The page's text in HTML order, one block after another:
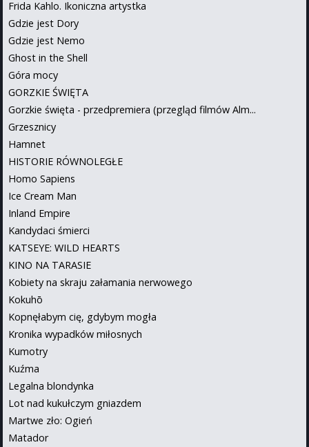
Frida Kahlo. Ikoniczna artystka
Gdzie jest Dory
Gdzie jest Nemo
Ghost in the Shell
Góra mocy
GORZKIE ŚWIĘTA
Gorzkie święta - przedpremiera (przegląd filmów Alm...
Grzesznicy
Hamnet
HISTORIE RÓWNOLEGŁE
Homo Sapiens
Ice Cream Man
Inland Empire
Kandydaci śmierci
KATSEYE: WILD HEARTS
KINO NA TARASIE
Kobiety na skraju załamania nerwowego
Kokuhō
Kopnęłabym cię, gdybym mogła
Kronika wypadków miłosnych
Kumotry
Kuźma
Legalna blondynka
Lot nad kukułczym gniazdem
Martwe zło: Ogień
Matador